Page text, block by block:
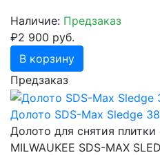
Наличие: Предзаказ
₽2 900 руб.
В корзину
Предзаказ
Долото SDS-Max Sledge
Долото для снятия
MILWAUKEE SDS-МАХ